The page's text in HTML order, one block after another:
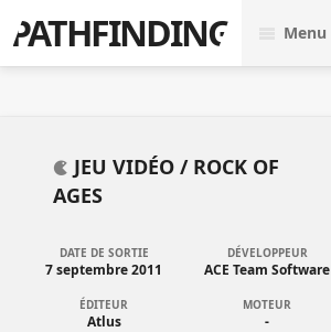
PATHFINDING Menu
JEU VIDÉO / ROCK OF
AGES
DATE DE SORTIE
7 septembre 2011
DÉVELOPPEUR
ACE Team Software
ÉDITEUR
Atlus
MOTEUR
-